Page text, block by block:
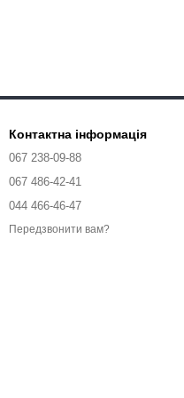
Контактна інформація
067 238-09-88
067 486-42-41
044 466-46-47
Передзвонити вам?